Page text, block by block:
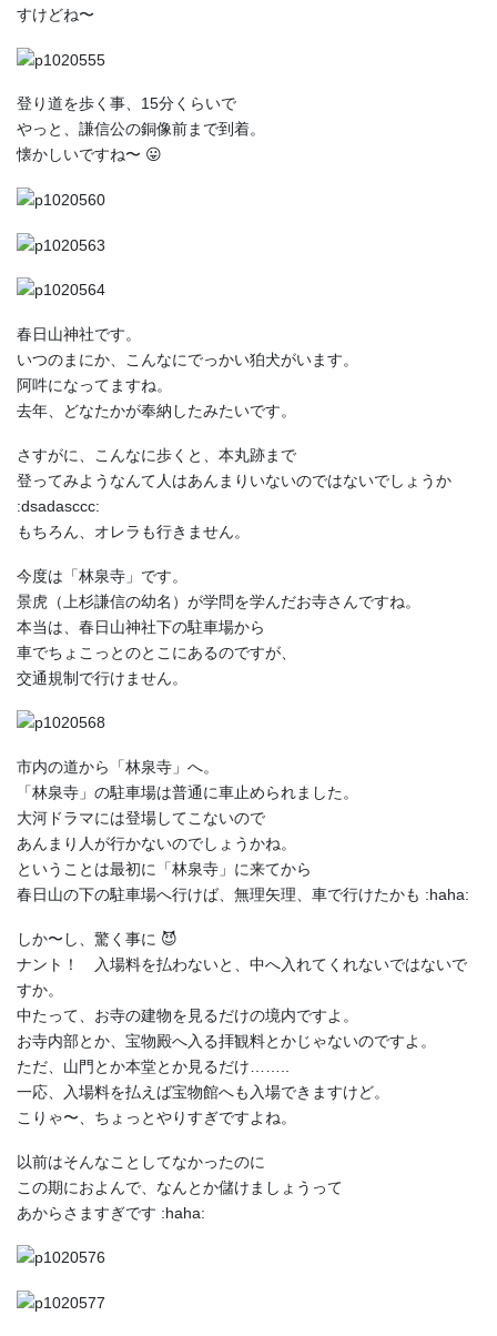
すけどね〜
登り道を歩く事、15分くらいで
やっと、謙信公の銅像前まで到着。
懐かしいですね〜 😛
春日山神社です。
いつのまにか、こんなにでっかい狛犬がいます。
阿吽になってますね。
去年、どなたかが奉納したみたいです。
さすがに、こんなに歩くと、本丸跡まで
登ってみようなんて人はあんまりいないのではないでしょうか
:dsadasccc:
もちろん、オレラも行きません。
今度は「林泉寺」です。
景虎（上杉謙信の幼名）が学問を学んだお寺さんですね。
本当は、春日山神社下の駐車場から
車でちょこっとのとこにあるのですが、
交通規制で行けません。
市内の道から「林泉寺」へ。
「林泉寺」の駐車場は普通に車止められました。
大河ドラマには登場してこないので
あんまり人が行かないのでしょうかね。
ということは最初に「林泉寺」に来てから
春日山の下の駐車場へ行けば、無理矢理、車で行けたかも :haha:
しか〜し、驚く事に 😈
ナント！ 入場料を払わないと、中へ入れてくれないではないで
すか。
中たって、お寺の建物を見るだけの境内ですよ。
お寺内部とか、宝物殿へ入る拝観料とかじゃないのですよ。
ただ、山門とか本堂とか見るだけ……..
一応、入場料を払えば宝物館へも入場できますけど。
こりゃ〜、ちょっとやりすぎですよね。
以前はそんなことしてなかったのに
この期におよんで、なんとか儲けましょうって
あからさますぎです :haha: